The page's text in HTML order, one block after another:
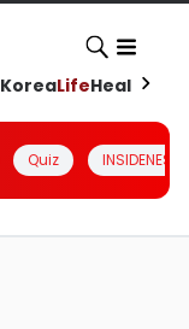
KoreaLifeHealth
Quiz INSIDENESIA